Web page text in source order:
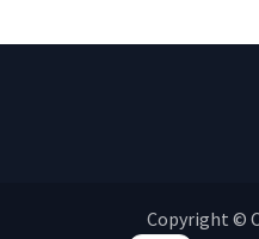
Copyright ©